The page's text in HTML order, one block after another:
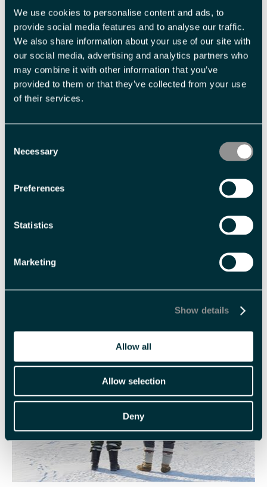
We use cookies to personalise content and ads, to
provide social media features and to analyse our traffic.
We also share information about your use of our site with
our social media, advertising and analytics partners who
may combine it with other information that you’ve
provided to them or that they’ve collected from your use
of their services.
Selection
Necessary
Preferences
Statistics
Marketing
Show details
Allow all
Allow selection
Deny
fra erfarne polfarere til deg som leter etter hyttekosen.
POLAR BYFERIE
god mat og drikke, i og rundt vår lille arktiske metropol